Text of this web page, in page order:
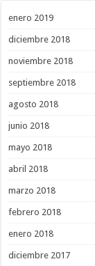
enero 2019
diciembre 2018
noviembre 2018
septiembre 2018
agosto 2018
junio 2018
mayo 2018
abril 2018
marzo 2018
febrero 2018
enero 2018
diciembre 2017